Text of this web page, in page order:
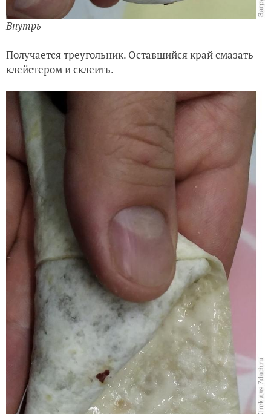
Внутрь
Получается треугольник. Оставшийся край смазать
клейстером и склеить.